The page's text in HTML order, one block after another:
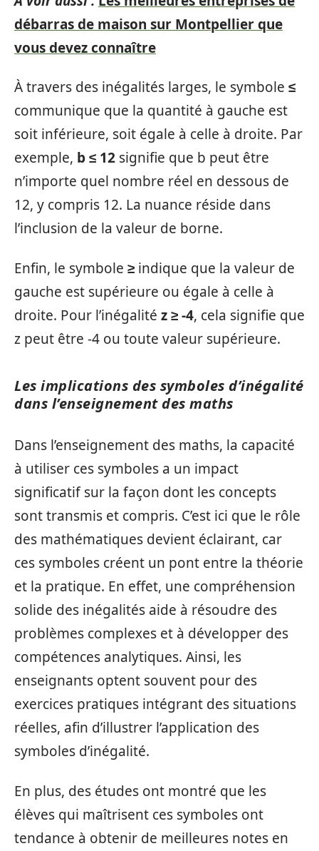
débarras de maison sur Montpellier que
vous devez connaître
À travers des inégalités larges, le symbole ≤
communique que la quantité à gauche est
soit inférieure, soit égale à celle à droite. Par
exemple, b ≤ 12 signifie que b peut être
n’importe quel nombre réel en dessous de
12, y compris 12. La nuance réside dans
l’inclusion de la valeur de borne.
Enfin, le symbole ≥ indique que la valeur de
gauche est supérieure ou égale à celle à
droite. Pour l’inégalité z ≥ -4, cela signifie que
z peut être -4 ou toute valeur supérieure.
Les implications des symboles d’inégalité
dans l’enseignement des maths
Dans l’enseignement des maths, la capacité
à utiliser ces symboles a un impact
significatif sur la façon dont les concepts
sont transmis et compris. C’est ici que le rôle
des mathématiques devient éclairant, car
ces symboles créent un pont entre la théorie
et la pratique. En effet, une compréhension
solide des inégalités aide à résoudre des
problèmes complexes et à développer des
compétences analytiques. Ainsi, les
enseignants optent souvent pour des
exercices pratiques intégrant des situations
réelles, afin d’illustrer l’application des
symboles d’inégalité.
En plus, des études ont montré que les
élèves qui maîtrisent ces symboles ont
tendance à obtenir de meilleures notes en